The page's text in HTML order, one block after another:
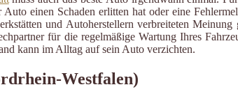
einen Schaden erlitten hat oder eine
und Autoherstellern verbreiteten
für die regelmäßige Wartung Ihres
kann im Alltag auf sein Auto verzichten.
Westfalen)